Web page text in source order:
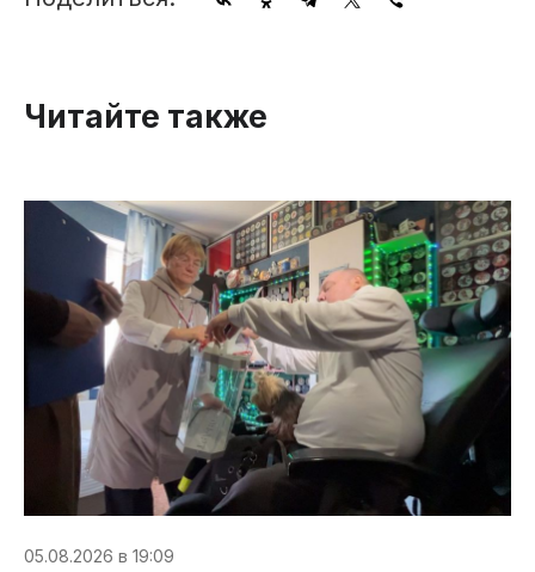
Читайте также
05.08.2026 в 19:09